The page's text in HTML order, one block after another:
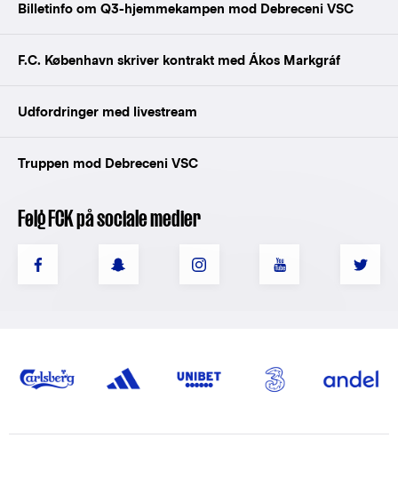
Billetinfo om Q3-hjemmekampen mod Debreceni VSC
F.C. København skriver kontrakt med Ákos Markgráf
Udfordringer med livestream
Truppen mod Debreceni VSC
Følg FCK på sociale medier